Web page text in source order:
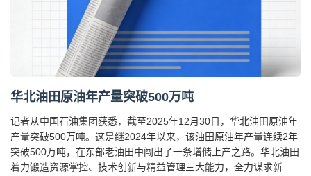
华北油田原油年产量突破500万吨
记者从中国石油集团获悉，截至2025年12月30日，华北油田原油年
产量突破500万吨。这是继2024年以来，该油田原油年产量连续2年
突破500万吨，在东部老油田中闯出了一条增储上产之路。华北油田
着力锻造资源掌控、技术创新与精益管理三大能力，全力谋求新